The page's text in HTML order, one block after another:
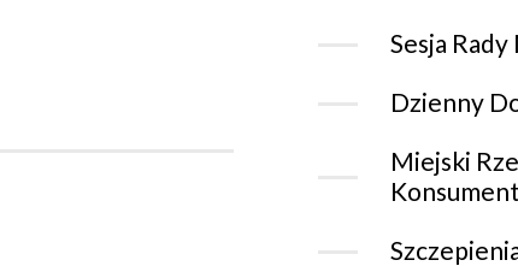
Sesja
Dzienny
Miejski